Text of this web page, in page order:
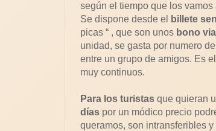
según el tiempo que los
Se dispone desde el
billete
picas “ , que son unos bono
unidad, se gasta por numero
entre un grupo de amigos. Es
muy continuos.
Para los turistas que quieran
días por un módico precio
queramos, son intransferibles